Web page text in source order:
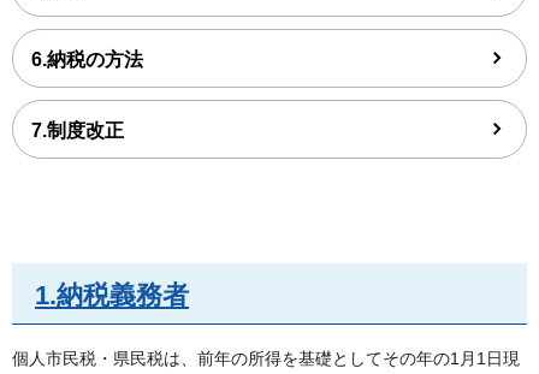
6.納税の方法
7.制度改正
1.納税義務者
個人市民税・県民税は、前年の所得を基礎としてその年の1月1日現